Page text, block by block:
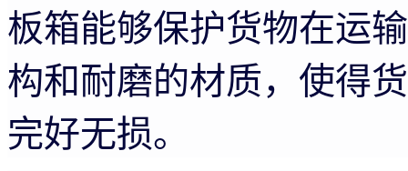
板箱能够保护货物在运
构和耐磨的材质，使得
完好无损。